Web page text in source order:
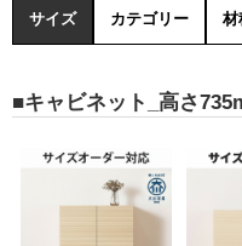
連結金具（
サイドキャビネットには
場合はそれぞれの側板
とで安定感が増します
サイズ カテゴリー 材
■キャビネット_高さ